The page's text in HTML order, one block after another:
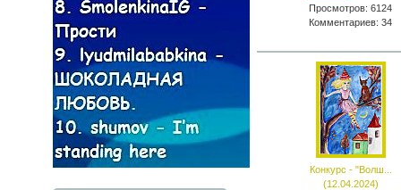
Просмотров: 6124
Комментариев: 34
Конкурс - "Волш...
(12.04.2024)